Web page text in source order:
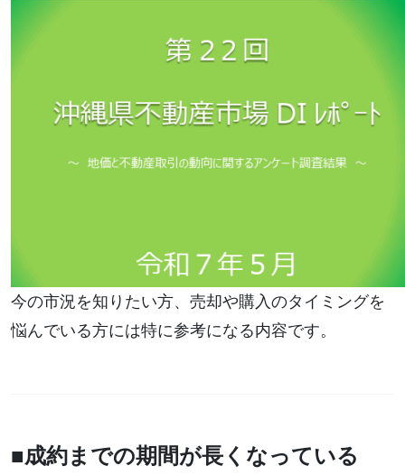
今の市況を知りたい方、売却や購入のタイミングを
悩んでいる方には特に参考になる内容です。
■成約までの期間が長くなっている